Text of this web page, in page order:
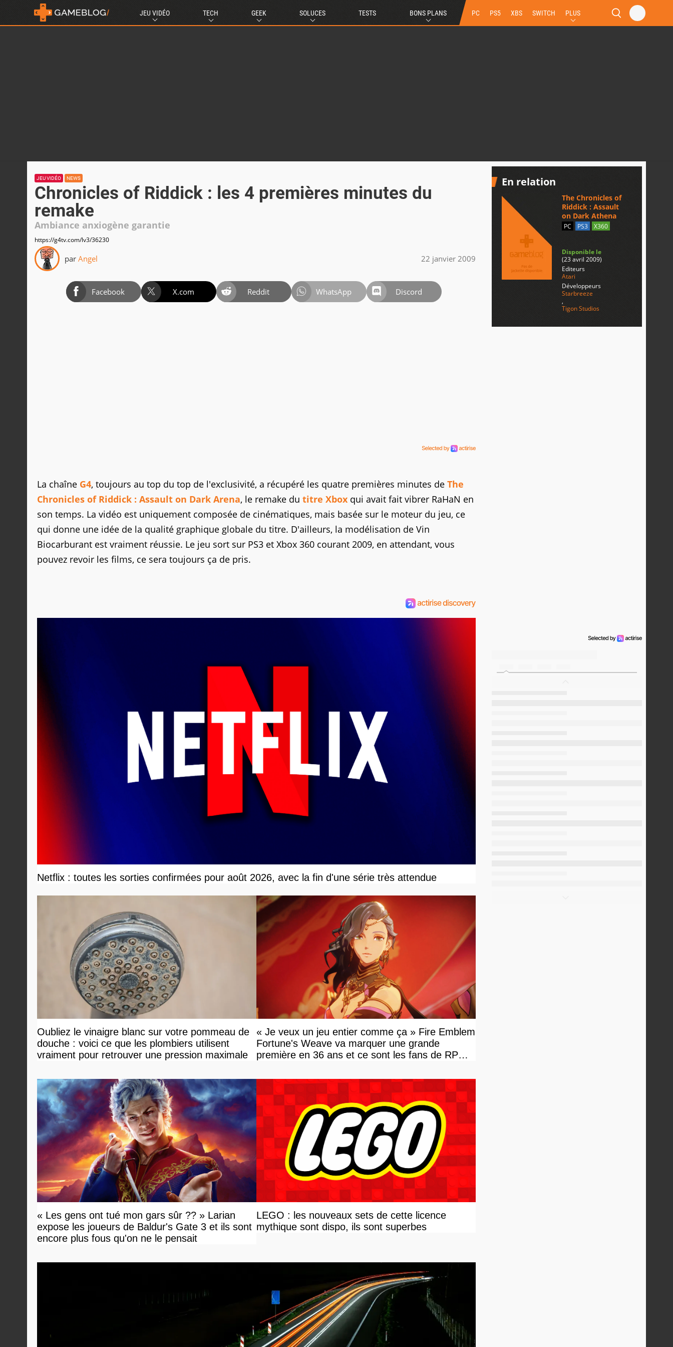
JEU VIDÉO TECH GEEK SOLUCES TESTS BONS PLANS PC PS5 XBS SWITCH PLUS
JEU VIDÉO NEWS
Chronicles of Riddick : les 4 premières minutes du
remake
Ambiance anxiogène garantie
https://g4tv.com/lv3/36230
par Angel 22 janvier 2009
Facebook X.com Reddit WhatsApp Discord
La chaîne G4, toujours au top du top de l'exclusivité, a récupéré les quatre premières minutes de The
Chronicles of Riddick : Assault on Dark Arena, le remake du titre Xbox qui avait fait vibrer RaHaN en
son temps. La vidéo est uniquement composée de cinématiques, mais basée sur le moteur du jeu, ce
qui donne une idée de la qualité graphique globale du titre. D'ailleurs, la modélisation de Vin
Biocarburant est vraiment réussie. Le jeu sort sur PS3 et Xbox 360 courant 2009, en attendant, vous
pouvez revoir les films, ce sera toujours ça de pris.
Netflix : toutes les sorties confirmées pour août 2026, avec la fin d'une série très attendue
Oubliez le vinaigre blanc sur votre pommeau de
douche : voici ce que les plombiers utilisent
vraiment pour retrouver une pression maximale
« Je veux un jeu entier comme ça » Fire Emblem
Fortune's Weave va marquer une grande
première en 36 ans et ce sont les fans de RPG
« Les gens ont tué mon gars sûr ?? » Larian
expose les joueurs de Baldur's Gate 3 et ils sont
encore plus fous qu'on ne le pensait
LEGO : les nouveaux sets de cette licence
mythique sont dispo, ils sont superbes
En relation
The Chronicles of
Riddick : Assault
on Dark Athena
PC PS3 X360
Disponible le
(23 avril 2009)
Editeurs
Atari
Développeurs
Starbreeze
,
Tigon Studios